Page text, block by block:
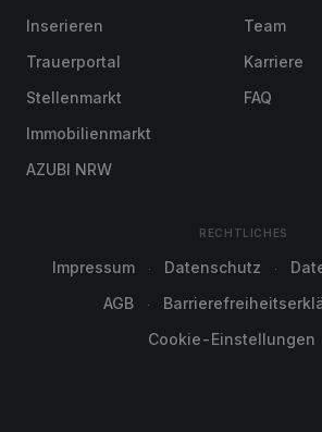
Inserieren
Trauerportal
Stellenmarkt
Immobilienmarkt
AZUBI NRW
Team
Karriere
FAQ
RECHTLICHES
Impressum Datenschutz
AGB
Cookie-Einstellungen